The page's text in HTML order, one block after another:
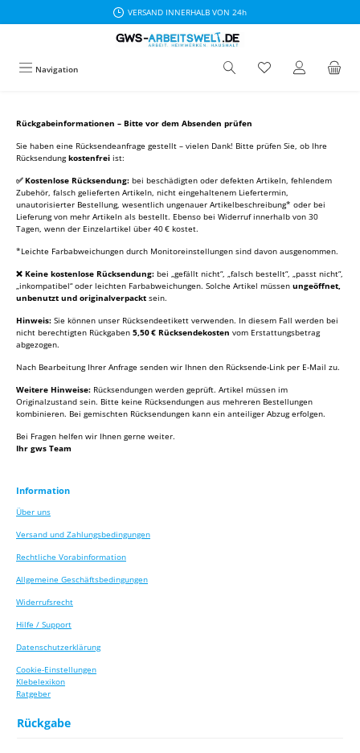
VERSAND INNERHALB VON 24h
Navigation Du hast 0 Produkte
Rückgabeinformationen – Bitte vor dem Absenden prüfen
Sie haben eine Rücksendeanfrage gestellt – vielen Dank! Bitte prüfen Sie, ob Ihre
Rücksendungkostenfrei ist:
✅ Kostenlose Rücksendung: bei beschädigten oder defekten Artikeln, fehlendem
Zubehör, falsch gelieferten Artikeln, nicht eingehaltenem Liefertermin,
unautorisierter Bestellung, wesentlich ungenauer Artikelbeschreibung* oder bei
Lieferung von mehr Artikeln als bestellt. Ebenso bei Widerruf innerhalb von 30
Tagen, wenn der Einzelartikel über 40 € kostet.
*Leichte Farbabweichungen durch Monitoreinstellungen sind davon ausgenommen.
❌ Keine kostenlose Rücksendung: bei „gefällt nicht“, „falsch bestellt“, „passt nicht“,
„inkompatibel“ oder leichten Farbabweichungen. Solche Artikel müssen ungeöffnet,
unbenutzt und originalverpackt sein.
Hinweis: Sie können unser Rücksendeetikett verwenden. In diesem Fall werden bei
nicht berechtigten Rückgaben 5,50 € Rücksendekosten vom Erstattungsbetrag
abgezogen.
Nach Bearbeitung Ihrer Anfrage senden wir Ihnen den Rücksende-Link per E-Mail zu.
Weitere Hinweise: Rücksendungen werden geprüft. Artikel müssen im
Originalzustand sein. Bitte keine Rücksendungen aus mehreren Bestellungen
kombinieren. Bei gemischten Rücksendungen kann ein anteiliger Abzug erfolgen.
Bei Fragen helfen wir Ihnen gerne weiter.
Ihr gws Team
Information
Über uns
Versand und Zahlungsbedingungen
Rechtliche Vorabinformation
Allgemeine Geschäftsbedingungen
Widerrufsrecht
Hilfe / Support
Datenschutzerklärung
Cookie-Einstellungen
Klebelexikon
Ratgeber
Rückgabe